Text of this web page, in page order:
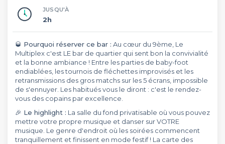
JUSQU'À
2h
🥃 Pourquoi réserver ce bar : Au cœur du 9ème, Le
Multiplex c'est LE bar de quartier qui sent bon la convivialité
et la bonne ambiance ! Entre les parties de baby-foot
endiablées, les tournois de fléchettes improvisés et les
retransmissions des gros matchs sur les 5 écrans, impossible
de s'ennuyer. Les habitués vous le diront : c'est le rendez-
vous des copains par excellence.
🎉 Le highlight : La salle du fond privatisable où vous pouvez
mettre votre propre musique et danser sur VOTRE
musique. Le genre d'endroit où les soirées commencent
tranquillement et finissent en mode festif ! La carte des